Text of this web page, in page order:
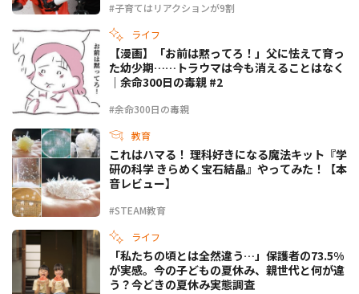
#子育てはリアクションが9割
ライフ
#余命300日の毒親
【漫画】「お前は黙ってろ！」父に怯えて育っ
た幼少期……トラウマは今も消えることはなく
｜余命300日の毒親 #2
教育
#STEAM教育
これはハマる！ 理科好きになる魔法キット『学
研の科学 きらめく宝石結晶』やってみた！【本
音レビュー】
ライフ
「私たちの頃とは全然違う…」保護者の73.5%
が実感。今の子どもの夏休み、親世代と何が違
う？今どきの夏休み実態調査